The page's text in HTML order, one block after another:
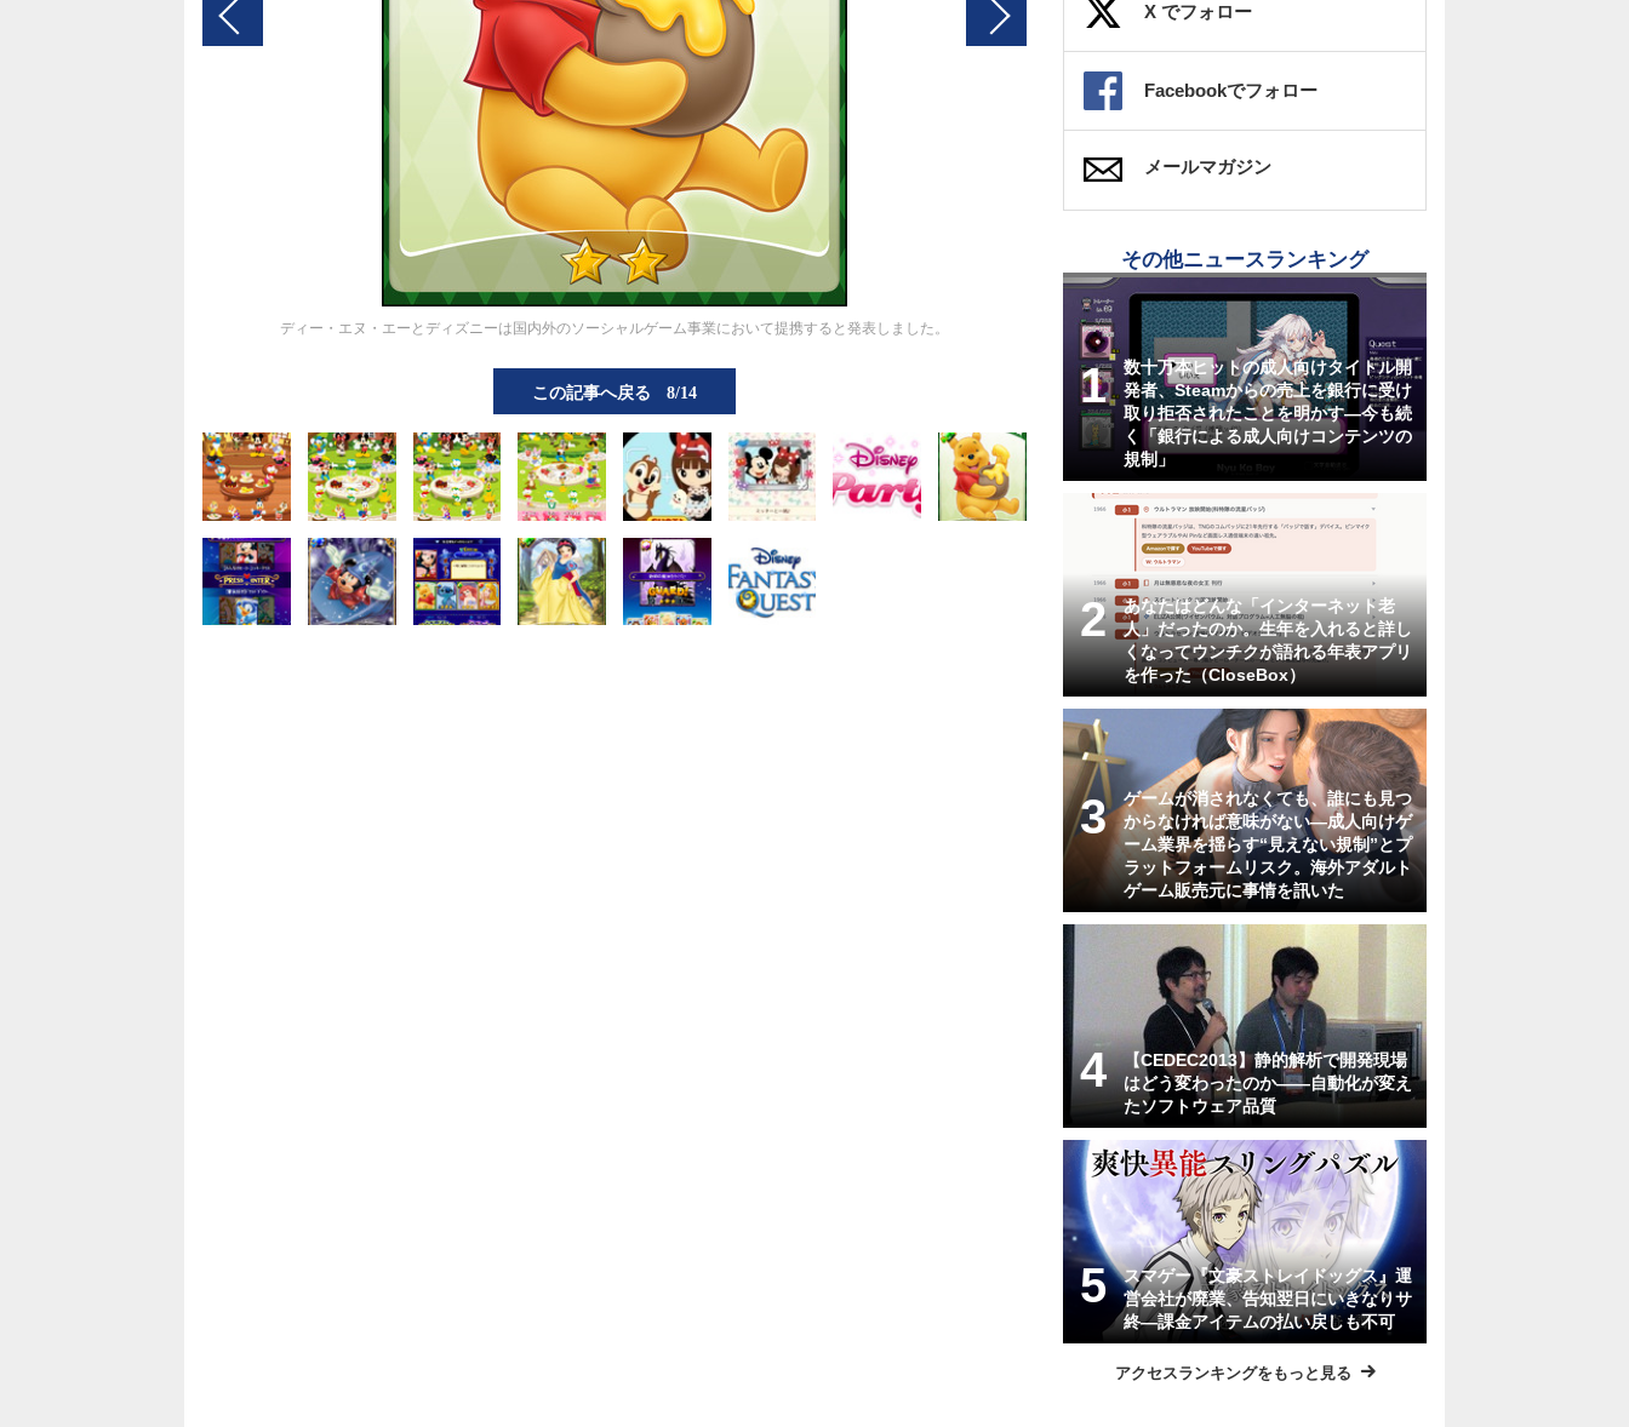
ディー・エヌ・エーとディズニーは国内外のソーシャルゲーム事業において提携すると発表しました。
この記事へ戻る 8/14
X でフォロー
Facebookでフォロー
メールマガジン
その他ニュースランキング
数十万本ヒットの成人向けタイトル開
発者、Steamからの売上を銀行に受け
取り拒否されたことを明かす―今も続
く「銀行による成人向けコンテンツの
規制」
あなたはどんな「インターネット老
人」だったのか。生年を入れると詳し
くなってウンチクが語れる年表アプリ
を作った（CloseBox）
ゲームが消されなくても、誰にも見つ
からなければ意味がない―成人向けゲ
ーム業界を揺らす“見えない規制”とプ
ラットフォームリスク。海外アダルト
ゲーム販売元に事情を訊いた
【CEDEC2013】静的解析で開発現場
はどう変わったのか――自動化が変え
たソフトウェア品質
スマゲー『文豪ストレイドッグス』運
営会社が廃業、告知翌日にいきなりサ
終―課金アイテムの払い戻しも不可
アクセスランキングをもっと見る